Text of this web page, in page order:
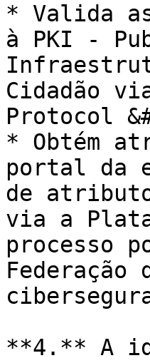
* Valida
à PKI -
Cidadão
Protocol
* Obtém
portal da
de
via a
processo
**4.** A